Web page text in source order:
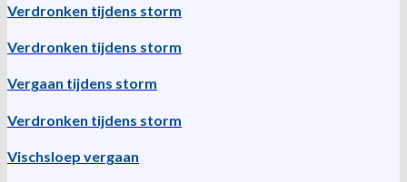
Verdronken tijdens storm
Verdronken tijdens storm
Vergaan tijdens storm
Verdronken tijdens storm
Vischsloep vergaan